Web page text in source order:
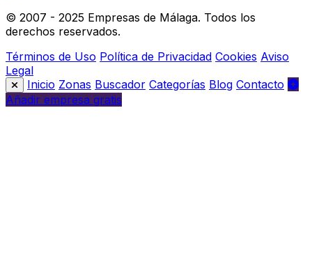
© 2007 - 2025 Empresas de Málaga. Todos los
derechos reservados.
Términos de Uso Política de Privacidad Cookies Aviso
Legal
Inicio Zonas Buscador Categorías Blog Contacto
Añadir empresa gratis